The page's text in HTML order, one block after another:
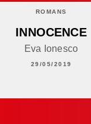
ROMANS
INNOCENCE
Eva Ionesco
29/05/2019